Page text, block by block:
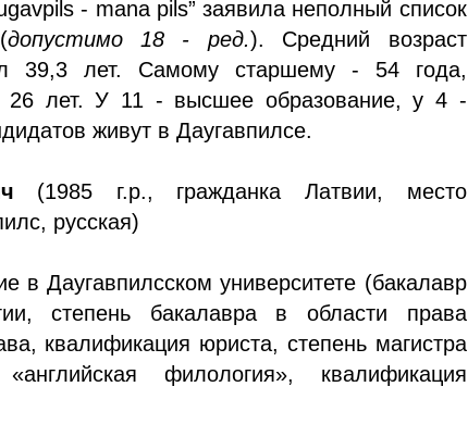
- mana pils” заявила неполный список
допустимо 18 - ред.). Средний возраст
39,3 лет. Самому старшему - 54 года,
лет. У 11 - высшее образование, у 4 -
живут в Даугавпилсе.
(1985 г.р., гражданка Латвии, место
русская)
в Даугавпилсском университете (бакалавр
степень бакалавра в области права
квалификация юриста, степень магистра
филология», квалификация